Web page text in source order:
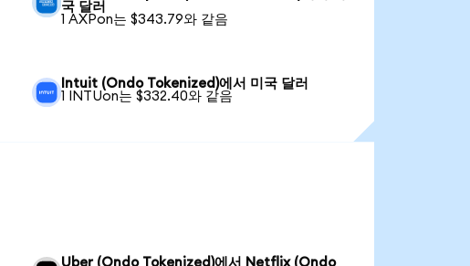
국 달러
1 AXPon는 $343.79와 같음
Intuit (Ondo Tokenized)에서 미국 달러
1 INTUon는 $332.40와 같음
Uber (Ondo Tokenized)에서 Netflix (Ondo